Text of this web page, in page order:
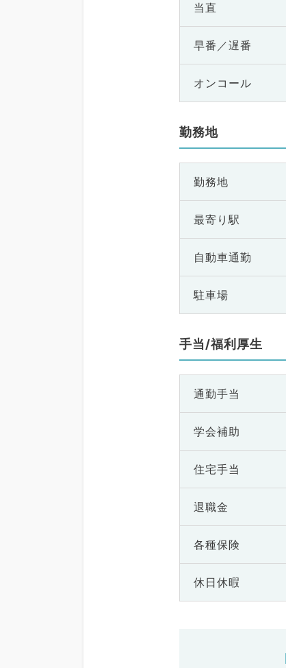
当直
早番／遅番
オンコール
勤務地
勤務地
最寄り駅
自動車通勤
駐車場
手当/福利厚生
通勤手当
学会補助
住宅手当
退職金
各種保険
休日休暇